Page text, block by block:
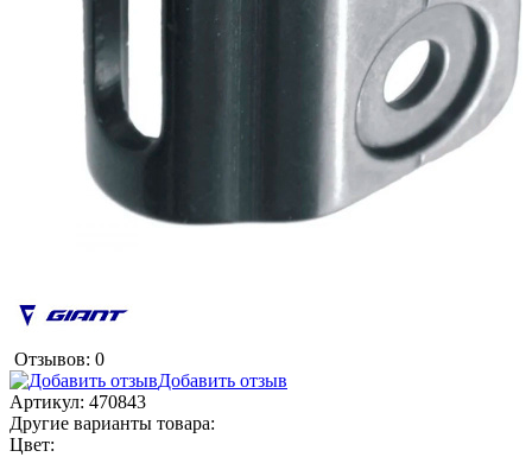
Отзывов: 0
Добавить отзыв
Артикул: 470843
Другие варианты товара:
Цвет: